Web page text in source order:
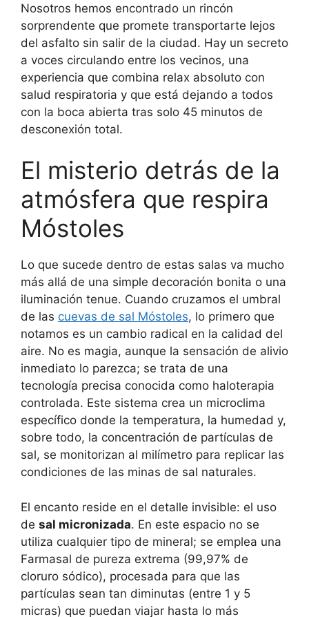
Nosotros hemos encontrado un rincón
sorprendente que promete transportarte lejos
del asfalto sin salir de la ciudad. Hay un secreto
a voces circulando entre los vecinos, una
experiencia que combina relax absoluto con
salud respiratoria y que está dejando a todos
con la boca abierta tras solo 45 minutos de
desconexión total.
El misterio detrás de la
atmósfera que respira
Móstoles
Lo que sucede dentro de estas salas va mucho
más allá de una simple decoración bonita o una
iluminación tenue. Cuando cruzamos el umbral
de las cuevas de sal Móstoles, lo primero que
notamos es un cambio radical en la calidad del
aire. No es magia, aunque la sensación de alivio
inmediato lo parezca; se trata de una
tecnología precisa conocida como haloterapia
controlada. Este sistema crea un microclima
específico donde la temperatura, la humedad y,
sobre todo, la concentración de partículas de
sal, se monitorizan al milímetro para replicar las
condiciones de las minas de sal naturales.
El encanto reside en el detalle invisible: el uso
de sal micronizada. En este espacio no se
utiliza cualquier tipo de mineral; se emplea una
Farmasal de pureza extrema (99,97% de
cloruro sódico), procesada para que las
partículas sean tan diminutas (entre 1 y 5
micras) que puedan viajar hasta lo más